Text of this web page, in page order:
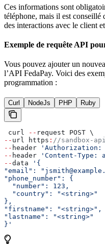
Ces informations sont
téléphone, mais il est
des interactions avec le client
Exemple de requête API
Vous pouvez ajouter un
l’API FedaPay. Voici des
programmation :
Curl NodeJs PHP Ruby
curl -- request POST \
-- url https : //sandbox-
-- header 'Authorization:
-- header 'Content-Type:
--data
'{
"email":
"phone_number": {
  "number": 123,
  "country": "<string>"
},
"firstname": "<string>",
"lastname": "<string>"
}'